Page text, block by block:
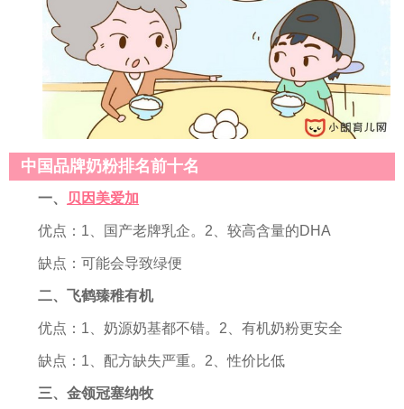
中国品牌奶粉排名前十名
一、 贝因美爱加
优点：1、国产老牌乳企。2、较高含量的DHA
缺点：可能会导致绿便
二、飞鹤臻稚有机
优点：1、奶源奶基都不错。2、有机奶粉更安全
缺点：1、配方缺失严重。2、性价比低
三、金领冠塞纳牧